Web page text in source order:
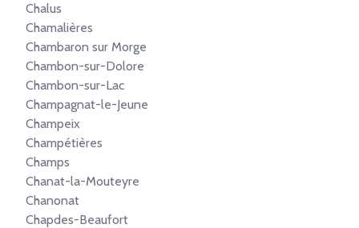
Chalus
Chamalières
Chambaron sur Morge
Chambon-sur-Dolore
Chambon-sur-Lac
Champagnat-le-Jeune
Champeix
Champétières
Champs
Chanat-la-Mouteyre
Chanonat
Chapdes-Beaufort